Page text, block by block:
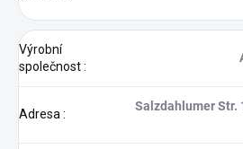
Výrobní
společnost:
Adresa :
Salzdahlumer Str.